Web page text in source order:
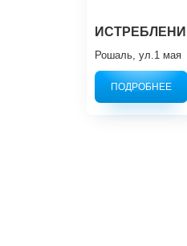
Рошаль, ул.1 мая
ПОДРОБНЕЕ